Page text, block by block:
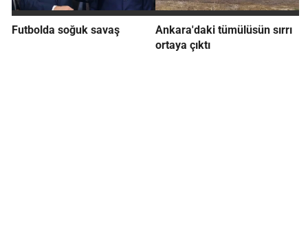
Futbolda soğuk savaş
Ankara'daki tümülüsün sırrı
ortaya çıktı